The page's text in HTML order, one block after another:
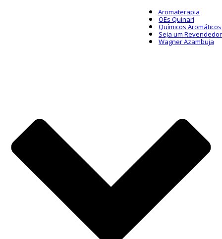
Aromaterapia
OEs Quinarí
Químicos Aromáticos
Seja um Revendedor
Wagner Azambuja